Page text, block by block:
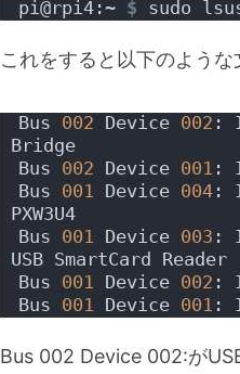
pi@rpi4:~ $ sudo
これをすると以下のような
Bus 002 Device 002 :
Bridge
Bus 002 Device 001 :
Bus 001 Device 004 :
PXW3U4
Bus 001 Device 003 :
USB SmartCard Reader
Bus 001 Device 002 :
Bus 001 Device 001 :
Bus 002 Device 002:が